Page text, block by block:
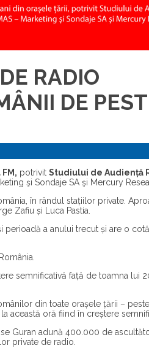
RADIO
DE
, potrivit Studiului de Audiență
şi Sondaje SA şi Mercury
în rândul stațiilor private.
Zafiu și Luca Pastia.
a anului trecut și are o
semnificativă față de toamna lui
din toate orașele țării –
această oră fiind în creștere
Guran adună 400.000 de
private de radio.